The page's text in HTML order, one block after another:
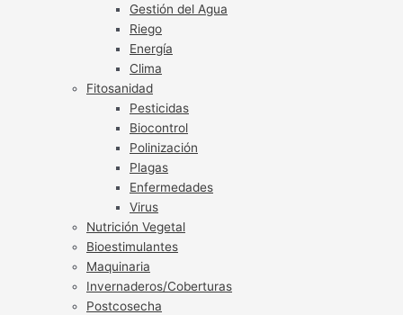
Gestión del Agua
Riego
Energía
Clima
Fitosanidad
Pesticidas
Biocontrol
Polinización
Plagas
Enfermedades
Virus
Nutrición Vegetal
Bioestimulantes
Maquinaria
Invernaderos/Coberturas
Postcosecha